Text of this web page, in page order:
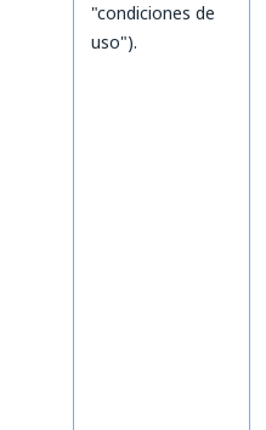
"condiciones de
uso").